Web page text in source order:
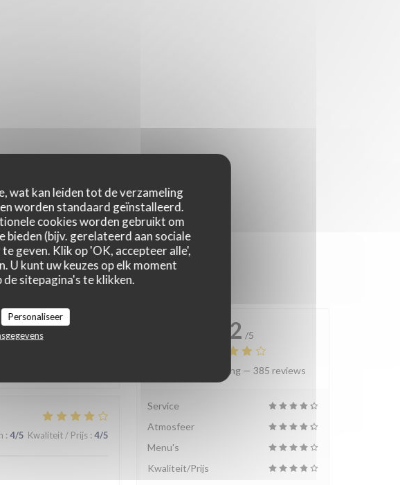
wat kan leiden tot de verzameling
worden standaard geïnstalleerd.
cookies worden gebruikt om
(bijv. gerelateerd aan sociale
geven. Klik op 'OK, accepteer alle',
U kunt uw keuzes op elk moment
sitepagina's te klikken.
Personaliseer
:5/5 Kwaliteit / Prijs
: 4/5 Kwaliteit / Prijs : 4/5
4.2 /5
Gemiddelde rating — 385 reviews
Service
Atmosfeer
Menu's
Kwaliteit/Prijs